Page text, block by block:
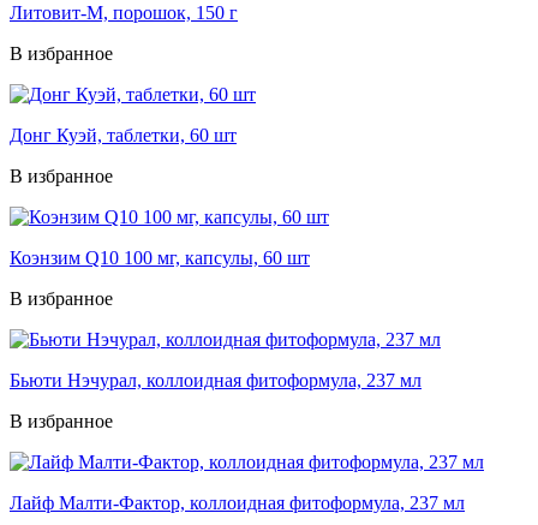
Литовит-М, порошок, 150 г
В избранное
Донг Куэй, таблетки, 60 шт
В избранное
Коэнзим Q10 100 мг, капсулы, 60 шт
В избранное
Бьюти Нэчурал, коллоидная фитоформула, 237 мл
В избранное
Лайф Малти-Фактор, коллоидная фитоформула, 237 мл